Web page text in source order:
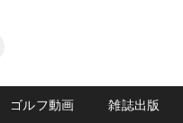
ゴルフ動画 雑誌出版